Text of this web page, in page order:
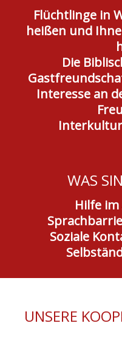
Flüchtlinge in
heißen und
Die
Interesse an
WAS
Hilfe
Soziale
UNSERE